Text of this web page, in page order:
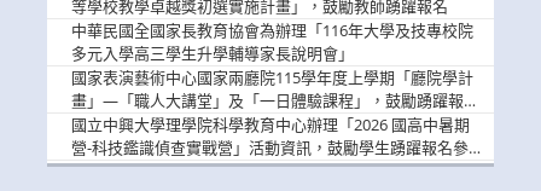
等學校教學卓越獎初選實施計畫」，鼓勵教師踴躍報名
中華民國全國家長教育協會為辦理「116年大學及技專校院
多元入學高三學生升學輔導家長說明會」
國家表演藝術中心國家兩廳院115學年度上學期「廳院學計
畫」—「職人大講堂」及「一日體驗課程」，鼓勵踴躍報名
參與。
國立中興大學理學院科學教育中心辦理「2026 國高中暑期
營-科技鑑識偵查實戰營」活動資訊，鼓勵學生踴躍報名參
加。